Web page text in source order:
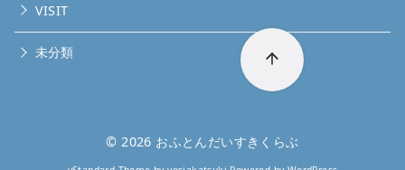
VISIT
未分類
© 2026 おふとんだいすきくらぶ